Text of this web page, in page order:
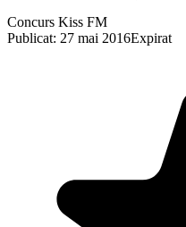
Concurs Kiss FM
Publicat: 27 mai 2016Expirat